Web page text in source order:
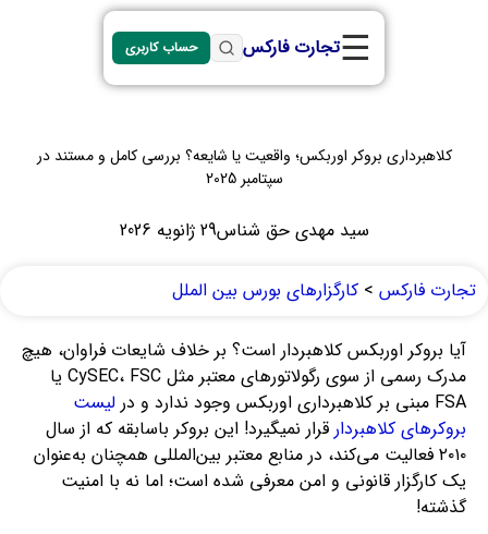
☰تجارت فارکس حساب کاربری
کلاهبرداری بروکر اوربکس؛ واقعیت یا شایعه؟ بررسی کامل و مستند در
سپتامبر 2025
سید مهدی حق شناس29 ژانویه 2026
تجارت فارکس > کارگزارهای بورس بین الملل
آیا بروکر اوربکس کلاهبردار است؟ بر خلاف شایعات فراوان، هیچ
مدرک رسمی از سوی رگولاتورهای معتبر مثل CySEC، FSC یا
FSA مبنی بر کلاهبرداری اوربکس وجود ندارد و در
لیست
بروکرهای کلاهبردار قرار نمیگیرد! این بروکر باسابقه که از سال
۲۰۱۰ فعالیت می‌کند، در منابع معتبر بین‌المللی همچنان به‌عنوان
یک کارگزار قانونی و امن معرفی شده است؛ اما نه با امنیت
گذشته!